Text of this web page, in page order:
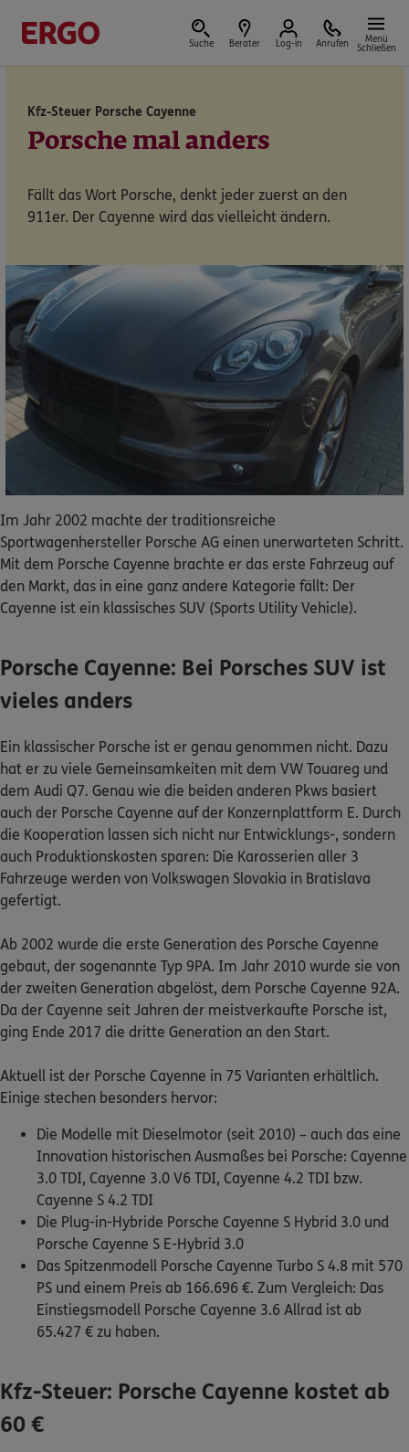
Suche Berater Log-in Anrufen
Menü
Schließen
Versicherungen & Finanzen
Reform der privaten Altersvorsorge
Jetzt Förderung selbst berechnen.
Jetzt informieren
Nicht sicher, was Sie benötigen?
Dann lassen Sie sich helfen.
Meine Versicherungen
Schaden- oder Leistungsfall melden
Bequem online oder telefonisch.
Kontakt
Meine Versicherungen
Sehen Sie auf einen Blick Ihre Versicherungen bei ERGO,
dem ERGO Rechtsschutz und der DKV.
Schaden- oder Leistungsfall melden
Bequem online oder telefonisch.
0800 / 3746 095
Mo–Sa 7–20 Uhr (gebührenfrei)
Kundenportal Log-in
Kfz-Steuer Porsche Cayenne
Porsche mal anders
Fällt das Wort Porsche, denkt jeder zuerst an den
911er. Der Cayenne wird das vielleicht ändern.
Im Jahr 2002 machte der traditionsreiche
Sportwagenhersteller Porsche AG einen unerwarteten Schritt.
Mit dem Porsche Cayenne brachte er das erste Fahrzeug auf
den Markt, das in eine ganz andere Kategorie fällt: Der
Cayenne ist ein klassisches SUV (Sports Utility Vehicle).
Porsche Cayenne: Bei Porsches SUV ist
vieles anders
Ein klassischer Porsche ist er genau genommen nicht. Dazu
hat er zu viele Gemeinsamkeiten mit dem VW Touareg und
dem Audi Q7. Genau wie die beiden anderen Pkws basiert
auch der Porsche Cayenne auf der Konzernplattform E. Durch
die Kooperation lassen sich nicht nur Entwicklungs-, sondern
auch Produktionskosten sparen: Die Karosserien aller 3
Fahrzeuge werden von Volkswagen Slovakia in Bratislava
gefertigt.
Ab 2002 wurde die erste Generation des Porsche Cayenne
gebaut, der sogenannte Typ 9PA. Im Jahr 2010 wurde sie von
der zweiten Generation abgelöst, dem Porsche Cayenne 92A.
Da der Cayenne seit Jahren der meistverkaufte Porsche ist,
ging Ende 2017 die dritte Generation an den Start.
Aktuell ist der Porsche Cayenne in 75 Varianten erhältlich.
Einige stechen besonders hervor:
Die Modelle mit Dieselmotor (seit 2010) – auch das eine
Innovation historischen Ausmaßes bei Porsche: Cayenne
3.0 TDI, Cayenne 3.0 V6 TDI, Cayenne 4.2 TDI bzw.
Cayenne S 4.2 TDI
Die Plug-in-Hybride Porsche Cayenne S Hybrid 3.0 und
Porsche Cayenne S E-Hybrid 3.0
Das Spitzenmodell Porsche Cayenne Turbo S 4.8 mit 570
PS und einem Preis ab 166.696 €. Zum Vergleich: Das
Einstiegsmodell Porsche Cayenne 3.6 Allrad ist ab
65.427 € zu haben.
Kfz-Steuer: Porsche Cayenne kostet ab
60 €